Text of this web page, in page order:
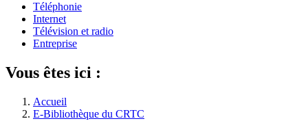
Téléphonie
Internet
Télévision et radio
Entreprise
Vous êtes ici :
Accueil
E-Bibliothèque du CRTC